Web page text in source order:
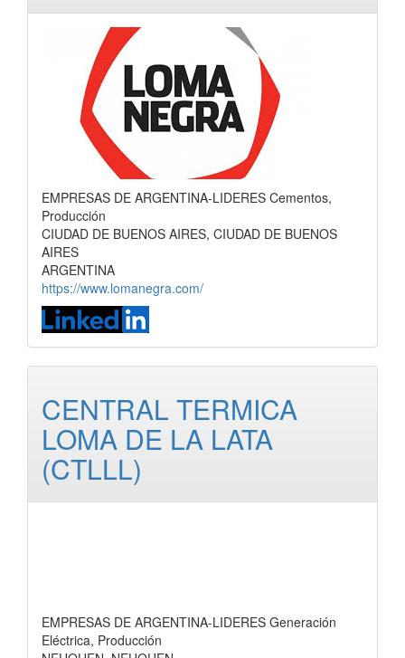
EMPRESAS DE ARGENTINA-LIDERES Cementos,
Producción
CIUDAD DE BUENOS AIRES, CIUDAD DE BUENOS
AIRES
ARGENTINA
https://www.lomanegra.com/
CENTRAL TERMICA
LOMA DE LA LATA
(CTLLL)
EMPRESAS DE ARGENTINA-LIDERES Generación
Eléctrica, Producción